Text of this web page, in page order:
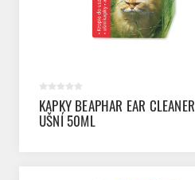
KAPKY BEAPHAR EAR CLEANER
UŠNÍ 50ML